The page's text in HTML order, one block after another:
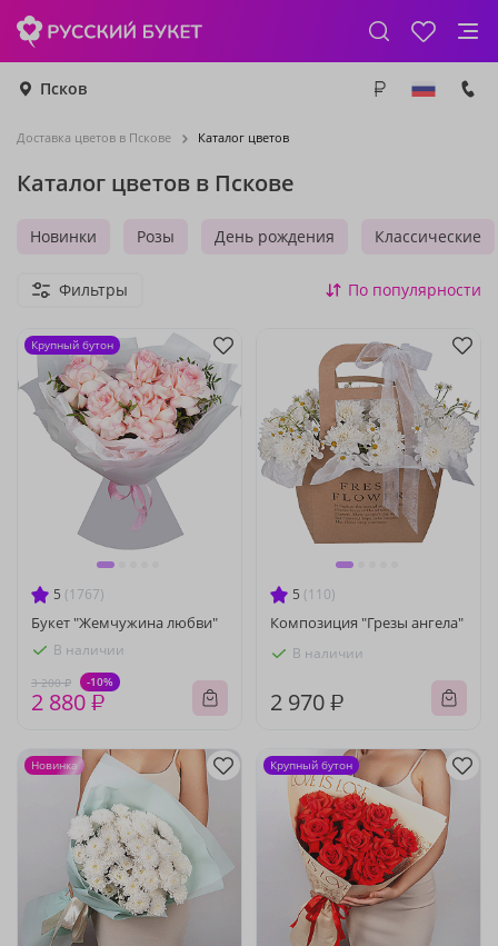
Псков
Доставка цветов в Пскове Каталог цветов
Каталог цветов в Пскове
Новинки Розы День рождения Классические
Фильтры По популярности
5 (1767)
Букет "Жемчужина любви"
В наличии
3 200 ₽ -10%
2 880 ₽
Крупный бутон
5 (110)
Композиция "Грезы ангела"
В наличии
2 970 ₽
Новинка Крупный бутон